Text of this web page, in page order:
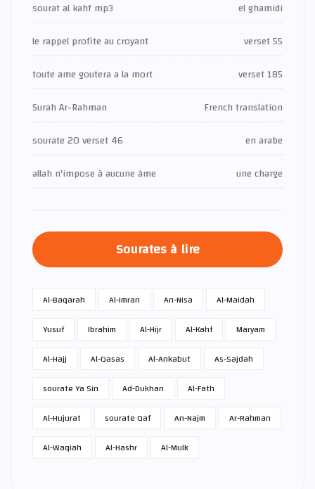
sourat al kahf mp3
el ghamidi
le rappel profite au croyant
verset 55
toute ame goutera a la mort
verset 185
Surah Ar-Rahman
French translation
sourate 20 verset 46
en arabe
allah n'impose à aucune âme
une charge
Sourates à lire
Al-Baqarah Al-Imran An-Nisa
Al-Maidah
Yusuf
Ibrahim Al-Hijr Al-Kahf
Maryam
Al-Hajj
Al-Qasas Al-Ankabut
As-Sajdah
sourate Ya Sin
Ad-Dukhan
Al-Fath
Al-Hujurat
sourate Qaf An-Najm
Ar-Rahman
Al-Waqiah
Al-Hashr Al-Mulk